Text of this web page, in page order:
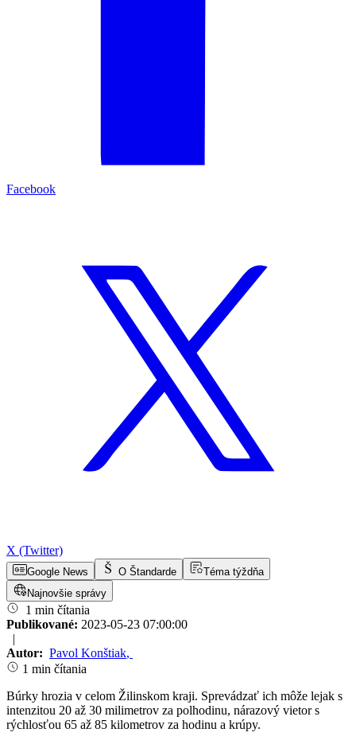
Facebook
X (Twitter)
Google News O Štandarde
Téma týždňa
Najnovšie správy
1 min čítania
Publikované: 2023-05-23 07:00:00
|
Autor: Pavol Konštiak,
1 min čítania
Búrky hrozia v celom Žilinskom kraji. Sprevádzať ich môže lejak s
intenzitou 20 až 30 milimetrov za polhodinu, nárazový vietor s
rýchlosťou 65 až 85 kilometrov za hodinu a krúpy.